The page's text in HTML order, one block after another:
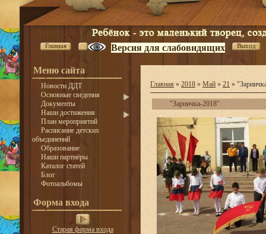
Главная Версия для слабовидящих Выход
Меню сайта
Новости ДДТ
Основные сведения
Документы
Наши достижения
План мероприятий
Расписание детских
объединений
Образование
Наши партнёры
Каталог статей
Блог
Фотоальбомы
Форма входа
Старая форма входа
Главная » 2018 » Май » 21 »
"Зарничка-2018"